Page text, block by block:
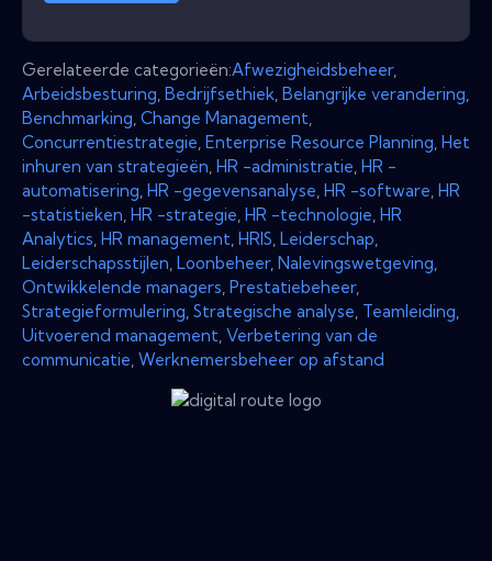
Gerelateerde categorieën:Afwezigheidsbeheer,
Arbeidsbesturing Bedrijfsethiek Belangrijke verandering
Benchmarking Change Management
Concurrentiestrategie Enterprise Resource Planning Het
inhuren van strategieën HR -administratie HR -
automatisering HR -gegevensanalyse HR -software HR
-statistieken HR -strategie HR -technologie HR
Analytics HR management HRIS Leiderschap
Leiderschapsstijlen Loonbeheer, Nalevingswetgeving
Ontwikkelende managers Prestatiebeheer,
Strategieformulering Strategische analyse Teamleiding
Uitvoerend management Verbetering van de
communicatie Werknemersbeheer op afstand